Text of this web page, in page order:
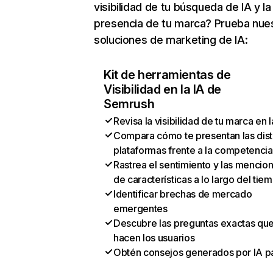
visibilidad de tu búsqueda de IA y la
presencia de tu marca? Prueba
soluciones de marketing de IA:
Kit de herramientas de
Visibilidad en la IA de
Semrush
Revisa la visibilidad de tu marca en
Compara cómo te presentan las
plataformas frente a la competencia
Rastrea el sentimiento y las
de características a lo largo del
Identificar brechas de mercado
emergentes
Descubre las preguntas exactas
hacen los usuarios
Obtén consejos generados por IA